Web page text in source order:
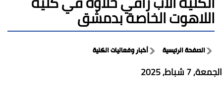
اللاهوت الخاصة بدمشق
الصفحة الرئيسية أخبار وفعاليات الكلية
الجمعة, 7 شباط, 2025